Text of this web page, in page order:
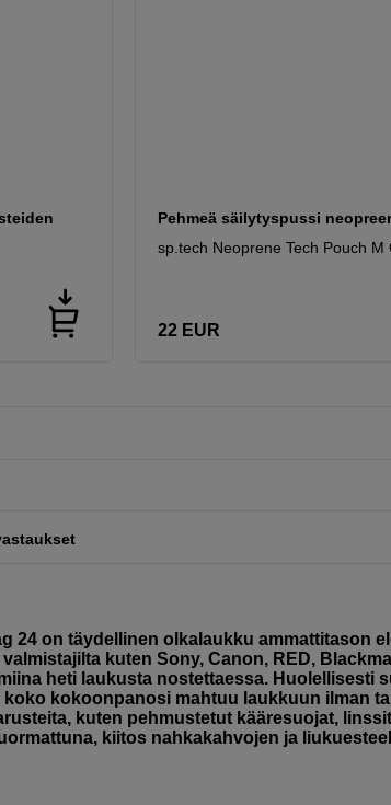
Pehmeä säilytyspussi
sp.tech Neoprene Tech Pouch M
22 EUR
24 on täydellinen olkalaukku ammattitason
kuten Sony, Canon, RED,
heti laukusta nostettaessa. Huolellisesti
kokoonpanosi mahtuu laukkuun ilman
kuten pehmustetut kääresuojat,
kiitos nahkakahvojen ja